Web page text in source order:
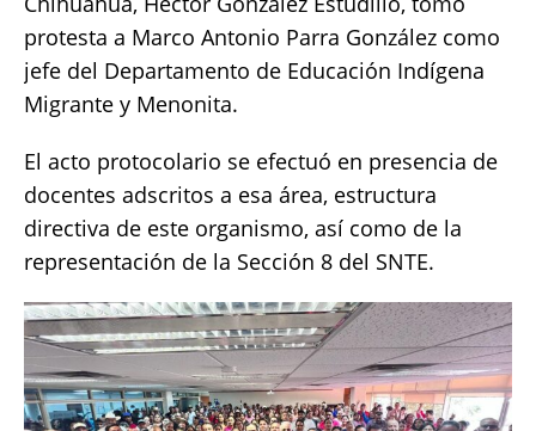
protesta a Marco Antonio Parra González como
jefe del Departamento de Educación Indígena
Migrante y Menonita.
El acto protocolario se efectuó en presencia de
docentes adscritos a esa área, estructura
directiva de este organismo, así como de la
representación de la Sección 8 del SNTE.